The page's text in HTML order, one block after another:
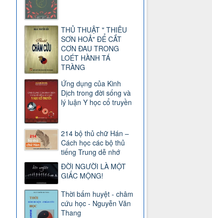
THỦ THUẬT " THIÊU
SƠN HOẢ" ĐỂ CẮT
CƠN ĐAU TRONG
LOÉT HÀNH TÁ
TRÀNG
Ứng dụng của Kinh
Dịch trong đời sống và
lý luận Y học cổ truyền
214 bộ thủ chữ Hán –
Cách học các bộ thủ
tiếng Trung dễ nhớ
ĐỜI NGƯỜI LÀ MỘT
GIẤC MỘNG!
Thời bấm huyệt - châm
cứu học - Nguyễn Văn
Thang